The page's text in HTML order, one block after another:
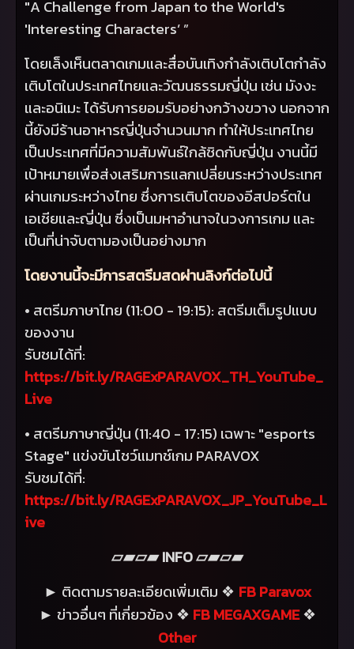
"A Challenge from Japan to the World's
'Interesting Characters’ ”
โดยเล็งเห็นตลาดเกมและสื่อบันเทิงกำลังเติบโตกำลัง
เติบโตในประเทศไทยและวัฒนธรรมญี่ปุ่น เช่น มังงะ
และอนิเมะ ได้รับการยอมรับอย่างกว้างขวาง นอกจาก
นี้ยังมีร้านอาหารญี่ปุ่นจำนวนมาก ทำให้ประเทศไทย
เป็นประเทศที่มีความสัมพันธ์ใกล้ชิดกับญี่ปุ่น งานนี้มี
เป้าหมายเพื่อส่งเสริมการแลกเปลี่ยนระหว่างประเทศ
ผ่านเกมระหว่างไทย ซึ่งการเติบโตของอีสปอร์ตใน
เอเชียและญี่ปุ่น ซึ่งเป็นมหาอำนาจในวงการเกม และ
เป็นที่น่าจับตามองเป็นอย่างมาก
โดยงานนี้จะมีการสตรีมสดผ่านลิงก์ต่อไปนี้
• สตรีมภาษาไทย (11:00 - 19:15): สตรีมเต็มรูปแบบ
ของงาน
รับชมได้ที่:
https://bit.ly/RAGExPARAVOX_TH_YouTube_
Live
• สตรีมภาษาญี่ปุ่น (11:40 - 17:15) เฉพาะ "esports
Stage" แข่งขันโชว์แมทช์เกม PARAVOX
รับชมได้ที่:
https://bit.ly/RAGExPARAVOX_JP_YouTube_L
ive
▱▰▱▰INFO▱▰▱▰
► ติดตามรายละเอียดเพิ่มเติม ❖ FB Paravox
► ข่าวอื่นๆ ที่เกี่ยวข้อง ❖ FB MEGAXGAME ❖
Other